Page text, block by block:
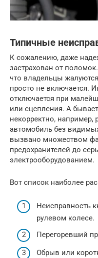
Типичные
К сожалению, даже
застрахован от
что владельцы
просто не включается.
отключается при
или сцепления. А
некорректно, например,
автомобиль без
вызвано множеством
предохранителей до
электрооборудованием.
Вот список наиболее
Неисправность
рулевом колесе.
Перегоревший
Обрыв или